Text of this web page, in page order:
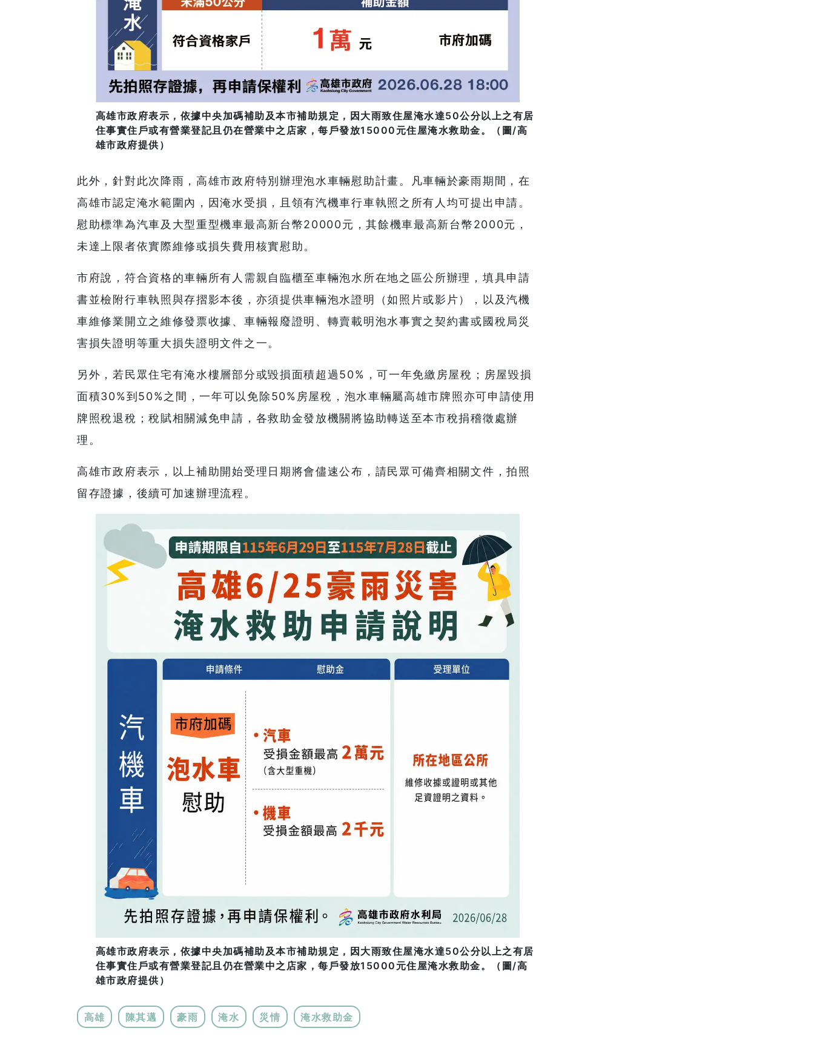
高雄市政府表示，依據中央加碼補助及本市補助規定，因大雨致住屋淹水達50公分以上之有居
住事實住戶或有營業登記且仍在營業中之店家，每戶發放15000元住屋淹水救助金。（圖/高
雄市政府提供）
此外，針對此次降雨，高雄市政府特別辦理泡水車輛慰助計畫。凡車輛於豪雨期間，在
高雄市認定淹水範圍內，因淹水受損，且領有汽機車行車執照之所有人均可提出申請。
慰助標準為汽車及大型重型機車最高新台幣20000元，其餘機車最高新台幣2000元，
未達上限者依實際維修或損失費用核實慰助。
市府說，符合資格的車輛所有人需親自臨櫃至車輛泡水所在地之區公所辦理，填具申請
書並檢附行車執照與存摺影本後，亦須提供車輛泡水證明（如照片或影片），以及汽機
車維修業開立之維修發票收據、車輛報廢證明、轉賣載明泡水事實之契約書或國稅局災
害損失證明等重大損失證明文件之一。
另外，若民眾住宅有淹水樓層部分或毀損面積超過50%，可一年免繳房屋稅；房屋毀損
面積30%到50%之間，一年可以免除50%房屋稅，泡水車輛屬高雄市牌照亦可申請使用
牌照稅退稅；稅賦相關減免申請，各救助金發放機關將協助轉送至本市稅捐稽徵處辦
理。
高雄市政府表示，以上補助開始受理日期將會儘速公布，請民眾可備齊相關文件，拍照
留存證據，後續可加速辦理流程。
高雄市政府表示，依據中央加碼補助及本市補助規定，因大雨致住屋淹水達50公分以上之有居
住事實住戶或有營業登記且仍在營業中之店家，每戶發放15000元住屋淹水救助金。（圖/高
雄市政府提供）
高雄 陳其邁 豪雨 淹水 災情 淹水救助金